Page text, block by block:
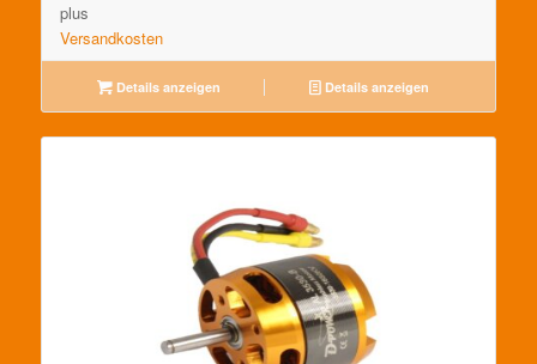
plus
Versandkosten
Details anzeigen Details anzeigen